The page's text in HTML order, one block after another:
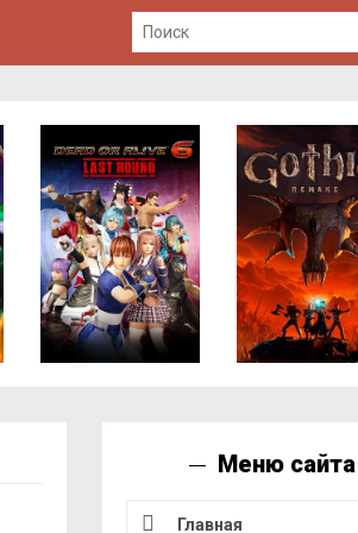
Меню сайта
Главная